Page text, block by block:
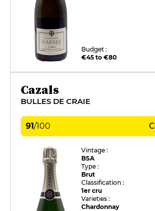
Budget :
€45 to €80
Cazals
BULLES DE CRAIE
91/100
Vintage :
BSA
Type :
Brut
Classification :
1er cru
Varieties :
Chardonnay